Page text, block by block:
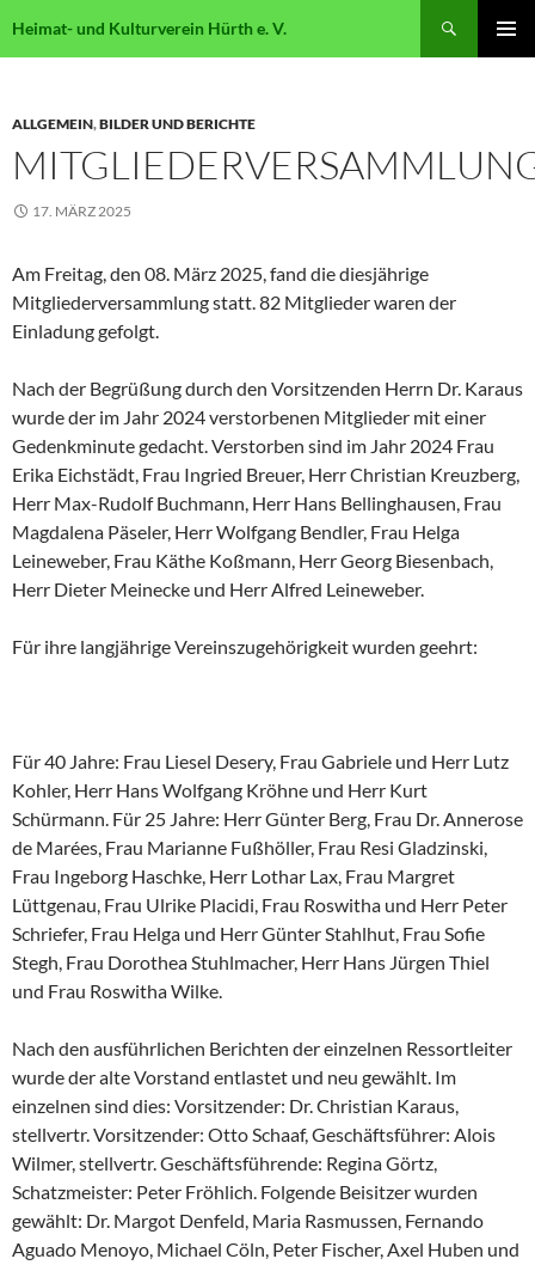
Heimat- und Kulturverein Hürth e. V.
ALLGEMEIN,BILDER UND BERICHTE
17. MÄRZ 2025
Am Freitag, den 08. März 2025, fand die diesjährige
Mitgliederversammlung statt. 82 Mitglieder waren der
Einladung gefolgt.
Nach der Begrüßung durch den Vorsitzenden Herrn Dr. Karaus
wurde der im Jahr 2024 verstorbenen Mitglieder mit einer
Gedenkminute gedacht. Verstorben sind im Jahr 2024 Frau
Erika Eichstädt, Frau Ingried Breuer, Herr Christian Kreuzberg,
Herr Max-Rudolf Buchmann, Herr Hans Bellinghausen, Frau
Magdalena Päseler, Herr Wolfgang Bendler, Frau Helga
Leineweber, Frau Käthe Koßmann, Herr Georg Biesenbach,
Herr Dieter Meinecke und Herr Alfred Leineweber.
Für ihre langjährige Vereinszugehörigkeit wurden geehrt:
Für 40 Jahre: Frau Liesel Desery, Frau Gabriele und Herr Lutz
Kohler, Herr Hans Wolfgang Kröhne und Herr Kurt
Schürmann. Für 25 Jahre: Herr Günter Berg, Frau Dr. Annerose
de Marées, Frau Marianne Fußhöller, Frau Resi Gladzinski,
Frau Ingeborg Haschke, Herr Lothar Lax, Frau Margret
Lüttgenau, Frau Ulrike Placidi, Frau Roswitha und Herr Peter
Schriefer, Frau Helga und Herr Günter Stahlhut, Frau Sofie
Stegh, Frau Dorothea Stuhlmacher, Herr Hans Jürgen Thiel
und Frau Roswitha Wilke.
Nach den ausführlichen Berichten der einzelnen Ressortleiter
wurde der alte Vorstand entlastet und neu gewählt. Im
einzelnen sind dies: Vorsitzender: Dr. Christian Karaus,
stellvertr. Vorsitzender: Otto Schaaf, Geschäftsführer: Alois
Wilmer, stellvertr. Geschäftsführende: Regina Görtz,
Schatzmeister: Peter Fröhlich. Folgende Beisitzer wurden
gewählt: Dr. Margot Denfeld, Maria Rasmussen, Fernando
Aguado Menoyo, Michael Cöln, Peter Fischer, Axel Huben und